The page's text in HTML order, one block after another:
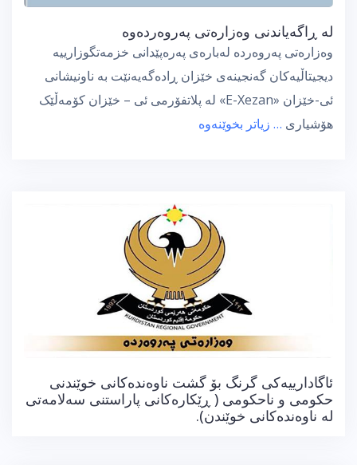
لە ڕاگەیاندنی وەزارەتی پەروەردەوە
وەزارەتی پەروەردە لەبارەی پەرەپێدانی خزمەتگوزارییە
دیجیتاڵیەکان گەنجینەی خێزان ڕادەگەیەنێت بە ناونیشانی
ئی-خێزان «E-Xezan» لە پلاتفۆرمی ئی – خێزان کۆمەڵێک
ھۆشیاری … زیاتر بخوێنەوە
ئاگادارییەکی گرنگ بۆ گشت ناوەندەکانی خوێندنی
حکومی و ناحکومی ( ڕێکارەکانی پاراستنی سەلامەتی
لە ناوەندەکانی خوێندن).